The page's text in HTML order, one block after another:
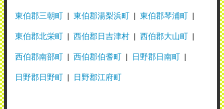
東伯郡三朝町 東伯郡湯梨浜町 東伯郡琴浦町
東伯郡北栄町 西伯郡日吉津村 西伯郡大山町
西伯郡南部町 西伯郡伯耆町 日野郡日南町
日野郡日野町 日野郡江府町